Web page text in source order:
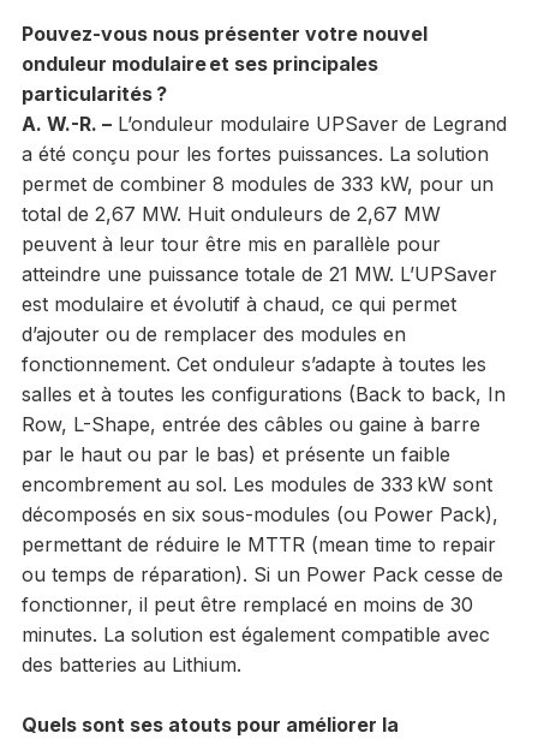
Pouvez-vous nous présenter votre nouvel
onduleur modulaire et ses principales
particularités ?
A. W.-R. –L’onduleur modulaire UPSaver de Legrand
a été conçu pour les fortes puissances. La solution
permet de combiner 8 modules de 333 kW, pour un
total de 2,67 MW. Huit onduleurs de 2,67 MW
peuvent à leur tour être mis en parallèle pour
atteindre une puissance totale de 21 MW. L’UPSaver
est modulaire et évolutif à chaud, ce qui permet
d’ajouter ou de remplacer des modules en
fonctionnement. Cet onduleur s’adapte à toutes les
salles et à toutes les configurations (Back to back, In
Row, L-Shape, entrée des câbles ou gaine à barre
par le haut ou par le bas) et présente un faible
encombrement au sol. Les modules de 333 kW sont
décomposés en six sous-modules (ou Power Pack),
permettant de réduire le MTTR (mean time to repair
ou temps de réparation). Si un Power Pack cesse de
fonctionner, il peut être remplacé en moins de 30
minutes. La solution est également compatible avec
des batteries au Lithium.
Quels sont ses atouts pour améliorer la